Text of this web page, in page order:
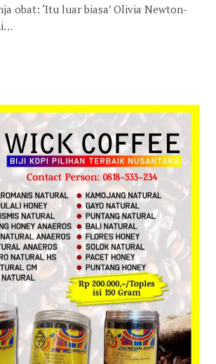
obat: ‘Itu luar biasa’ Olivia Newton-